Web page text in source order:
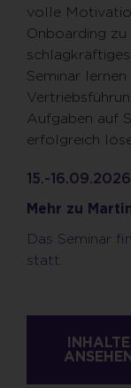
volle
Onboarding
Seminar
Aufgaben auf
erfolgreich
15.-16.09.2026
Mehr zu
Das Seminar
statt.
INHALTE